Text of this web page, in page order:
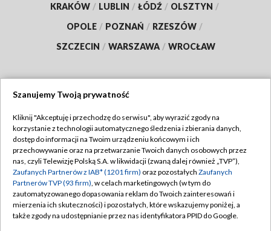
KRAKÓW / LUBLIN / ŁÓDŹ / OLSZTYN /
OPOLE / POZNAŃ / RZESZÓW /
SZCZECIN / WARSZAWA / WROCŁAW
TVP
Abonament TVP
Emisja w TVP
Centrum informacji TVP
Naziemna Telewizja Cyfrowa
Regulamin TVP
Polityka prywatności
Moje zgody
Pomoc
Szanujemy Twoją prywatność
Kliknij "Akceptuję i przechodzę do serwisu", aby wyrazić zgody na
korzystanie z technologii automatycznego śledzenia i zbierania danych,
dostęp do informacji na Twoim urządzeniu końcowym i ich
przechowywanie oraz na przetwarzanie Twoich danych osobowych przez
nas, czyli Telewizję Polską S.A. w likwidacji (zwaną dalej również „TVP”),
Zaufanych Partnerów z IAB* (1201 firm) oraz pozostałych Zaufanych
Partnerów TVP (93 firm), w celach marketingowych (w tym do
zautomatyzowanego dopasowania reklam do Twoich zainteresowań i
mierzenia ich skuteczności) i pozostałych, które wskazujemy poniżej, a
także zgody na udostępnianie przez nas identyfikatora PPID do Google.